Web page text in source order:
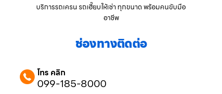
บริการรถเครน รถเฮี๊ยบให้เช่า ทุกขนาด พร้อมคนขับมือ
อาชีพ
ช่องทางติดต่อ
โทร คลิก
099-185-8000